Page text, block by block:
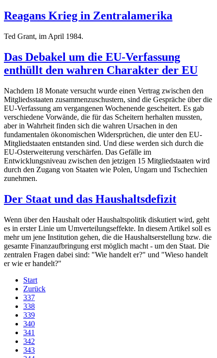
Reagans Krieg in Zentralamerika
Ted Grant, im April 1984.
Das Debakel um die EU-Verfassung
enthüllt den wahren Charakter der EU
Nachdem 18 Monate versucht wurde einen Vertrag zwischen den
Mitgliedsstaaten zusammenzuschustern, sind die Gespräche über die
EU-Verfassung am vergangenen Wochenende gescheitert. Es gab
verschiedene Vorwände, die für das Scheitern herhalten mussten,
aber in Wahrheit finden sich die wahren Ursachen in den
fundamentalen ökonomischen Widersprüchen, die unter den EU-
Mitgliedstaaten entstanden sind. Und diese werden sich durch die
EU-Osterweiterung verschärfen. Das Gefälle im
Entwicklungsniveau zwischen den jetzigen 15 Mitgliedstaaten wird
durch den Zugang von Staaten wie Polen, Ungarn und Tschechien
zunehmen.
Der Staat und das Haushaltsdefizit
Wenn über den Haushalt oder Haushaltspolitik diskutiert wird, geht
es in erster Linie um Umverteilungseffekte. In diesem Artikel soll es
mehr um jene Institution gehen, die die Haushaltserstellung bzw. die
gesamte Finanzaufbringung erst möglich macht - um den Staat. Die
zentralen Fragen dabei sind: "Wie handelt er?" und "Wieso handelt
er wie er handelt?"
Start
Zurück
337
338
339
340
341
342
343